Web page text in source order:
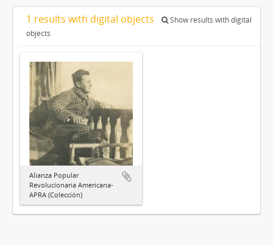
1 results with digital objects
Show results with digital
objects
Alianza Popular
Revolucionaria Americana-
APRA (Colección)